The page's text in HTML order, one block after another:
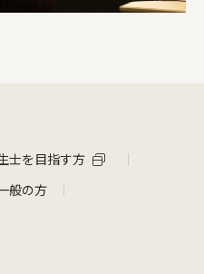
士を目指す方
般の方